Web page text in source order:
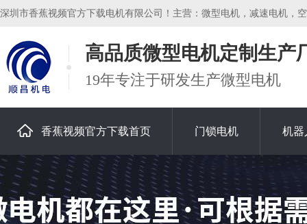
深圳市香蕉视频官方下载电机有限公司！主营：微型电机，减速电机，空
高品质微型电机定制生产
19年专注于研发生产微型电机
香蕉视频官方下载首页 门锁电机 机器
关于香蕉视频官方下载